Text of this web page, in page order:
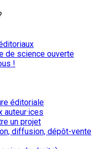
de science ouverte
!
éditoriale
auteur·ices
un projet
diffusion, dépôt-vente